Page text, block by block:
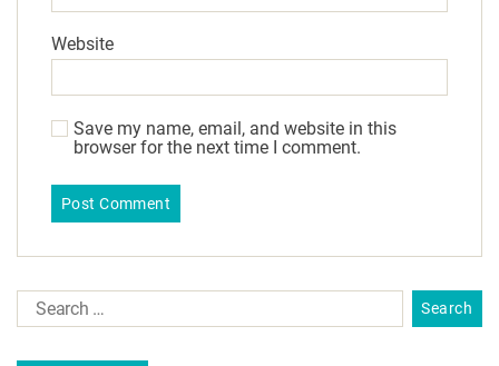
Website
Save my name, email, and website in this
browser for the next time I comment.